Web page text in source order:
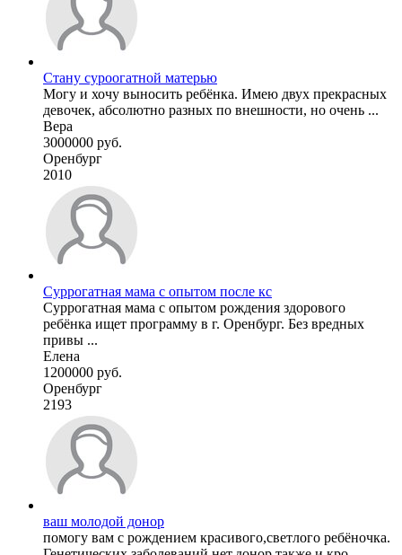
Стану суроогатной матерью
Могу и хочу выносить ребёнка. Имею двух прекрасных
девочек, абсолютно разных по внешности, но очень ...
Вера
3000000 руб.
Оренбург
2010
Суррогатная мама с опытом после кс
Суррогатная мама с опытом рождения здорового
ребёнка ищет программу в г. Оренбург. Без вредных
привы ...
Елена
1200000 руб.
Оренбург
2193
ваш молодой донор
помогу вам с рождением красивого,светлого ребёночка.